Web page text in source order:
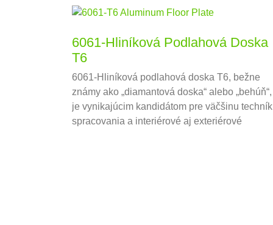
6061-Hliníková Podlahová Doska
T6
6061-Hliníková podlahová doska T6, bežne
známy ako „diamantová doska“ alebo „behúň“,
je vynikajúcim kandidátom pre väčšinu techník
spracovania a interiérové ​​aj exteriérové ​​